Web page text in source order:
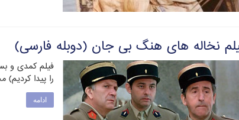
نخاله های هنگ بی جان (دوبله فارسی)
فیلم کمدی و
را پیدا کردیم) محصول ۱۹۷۵
ادامه